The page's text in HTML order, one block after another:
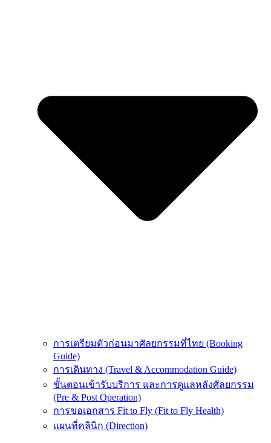
การเตรียมตัวก่อนมาศัลยกรรมที่ไทย (Booking
Guide)
การเดินทาง (Travel & Accommodation Guide)
ขั้นตอนเข้ารับบริการ และการดูแลหลังศัลยกรรม
(Pre & Post Operation)
การขอเอกสาร Fit to Fly (Fit to Fly Health)
แผนที่คลินิก (Direction)